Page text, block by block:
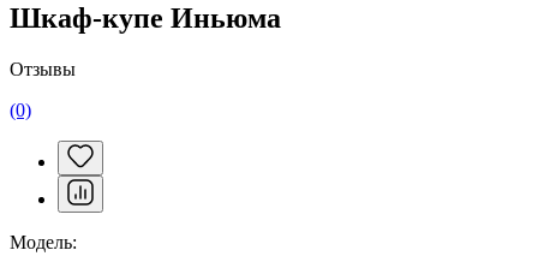
Шкаф-купе Иньюма
Отзывы
(0)
Модель: